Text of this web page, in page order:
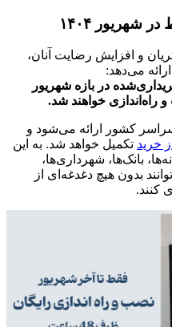
۱۴۰۴
و افزایش رضایت آنان،
می‌دهد:
در بازه شهریور
کشور ارائه می‌شود و
تکمیل خواهد شد. به این
بانک‌ها، شهرداری‌ها،
بدون هیچ دغدغه‌ای از
کنند.